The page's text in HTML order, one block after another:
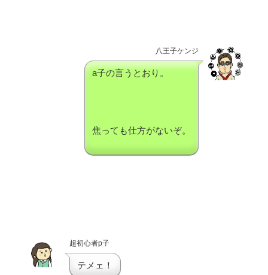
八王子ケンジ
a子の言うとおり。
焦っても仕方がないぞ。
超初心者p子
テメェ！